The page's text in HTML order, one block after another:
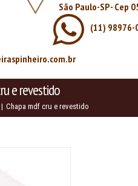
São Paulo-SP - Cep
(11) 98976-
e revestido
| Chapa mdf cru e revestido